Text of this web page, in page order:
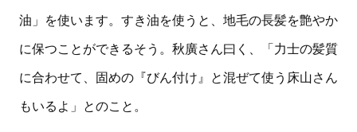
油」を使います。すき油を使うと、地毛の長髪を艶やか
に保つことができるそう。秋廣さん曰く、「力士の髪質
に合わせて、固めの『びん付け』と混ぜて使う床山さん
もいるよ」とのこと。